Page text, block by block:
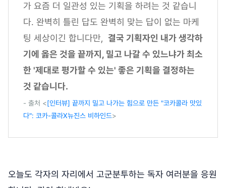
가 요즘 더 일관성 있는 기획을 하려는 것 같습니
다. 완벽히 틀린 답도 완벽히 맞는 답이 없는 마케
팅 세상이긴 합니다만, 결국 기획자인 내가 생각하
기에 옳은 것을 끝까지, 밀고 나갈 수 있느냐가 최소
한 '제대로 평가할 수 있는' 좋은 기획을 결정하는
것 같습니다.
- 출처 <[인터뷰] 끝까지 밀고 나가는 힘으로 만든 "코카콜라 맛있
다": 코카-콜라X뉴진스 비하인드>
오늘도 각자의 자리에서 고군분투하는 독자 여러분을 응원